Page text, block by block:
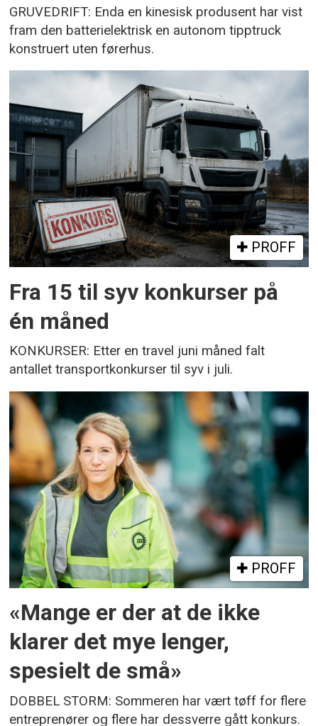
GRUVEDRIFT: Enda en kinesisk produsent har vist
fram den batterielektrisk en autonom tipptruck
konstruert uten førerhus.
PROFF
Fra 15 til syv konkurser på
én måned
KONKURSER: Etter en travel juni måned falt
antallet transportkonkurser til syv i juli.
PROFF
«Mange er der at de ikke
klarer det mye lenger,
spesielt de små»
DOBBEL STORM: Sommeren har vært tøff for flere
entreprenører og flere har dessverre gått konkurs.